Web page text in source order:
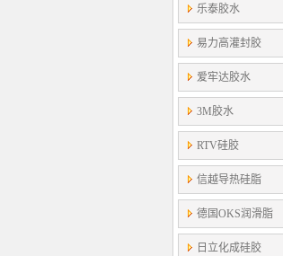
乐泰胶水
易力高灌封胶
爱牢达胶水
3M胶水
RTV硅胶
信越导热硅脂
德国OKS润滑脂
日立化成硅胶